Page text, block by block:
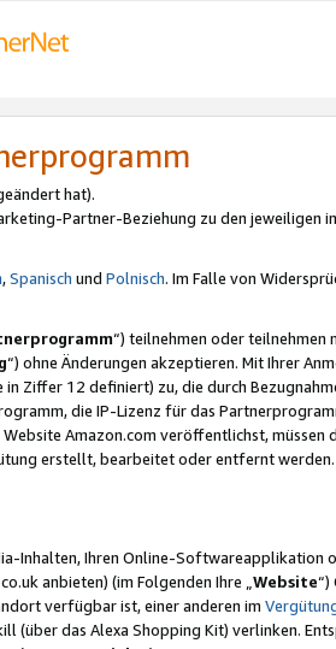
hat).
Partner-Beziehung zu den jeweiligen in
,Spanisch und Polnisch. Im Falle von
“) teilnehmen oder teilnehmen
“) ohne Änderungen akzeptieren. Mit Ihrer
in Ziffer 12 definiert) zu, die durch
die IP-Lizenz für das
Amazon.com veröffentlichst, müssen
erstellt, bearbeitet oder entfernt
Inhalten, Ihren Online-
anbieten) (im Folgenden Ihre „ Website“)
verfügbar ist, einer anderen im
(über das Alexa Shopping Kit) verlinken.